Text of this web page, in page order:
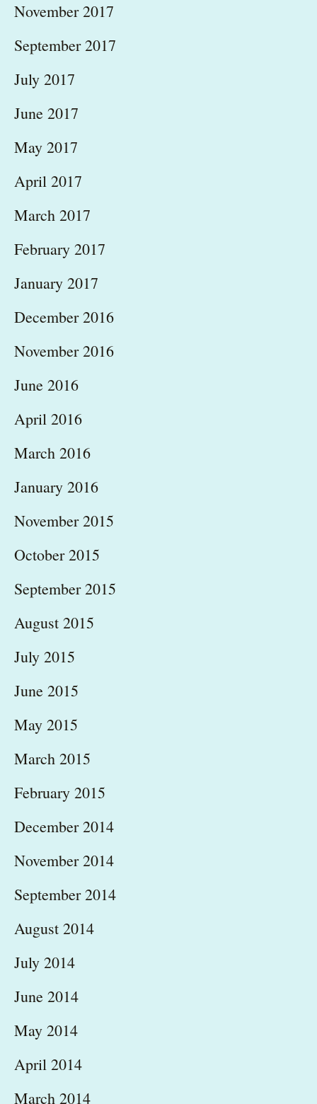
November 2017
September 2017
July 2017
June 2017
May 2017
April 2017
March 2017
February 2017
January 2017
December 2016
November 2016
June 2016
April 2016
March 2016
January 2016
November 2015
October 2015
September 2015
August 2015
July 2015
June 2015
May 2015
March 2015
February 2015
December 2014
November 2014
September 2014
August 2014
July 2014
June 2014
May 2014
April 2014
March 2014